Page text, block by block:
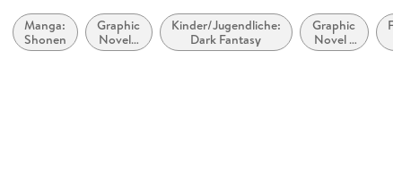
Autor/Autorin
Yana Toboso
Manga:
Shonen
Graphic
Novel /
Comic /
Kinder/Jugendliche:
Dark Fantasy
Graphic
Novel /
Comic /